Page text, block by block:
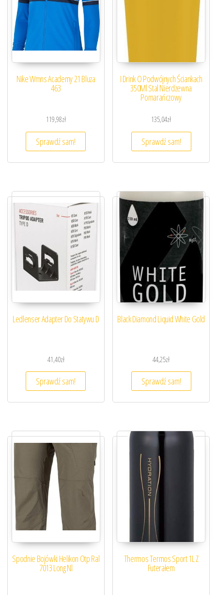
Nike Wmns Academy 21 Bluza
463
119,98zł
Sprawdź sam!
I Drink O Podwójnych Ściankach
350Ml Stal Nierdzewna
Pomarańczowy
135,04zł
Sprawdź sam!
Ledlenser Adapter Do Statywu D
41,40zł
Sprawdź sam!
Black Diamond Liquid White Gold
44,25zł
Sprawdź sam!
Spodnie Bojówki Helikon Otp Ral
7013 Long Nl
Thermos Termos Sport 1L Z
Futerałem